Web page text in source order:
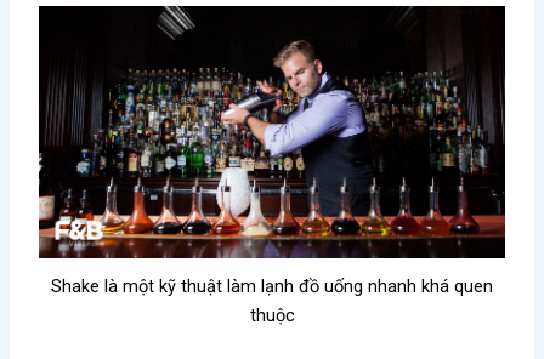
Shake là một kỹ thuật làm lạnh đồ uống nhanh khá quen
thuộc